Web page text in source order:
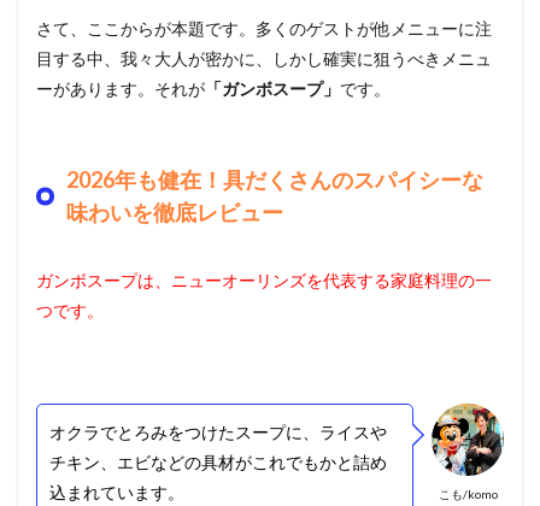
さて、ここからが本題です。多くのゲストが他メニューに注
目する中、我々大人が密かに、しかし確実に狙うべきメニュ
ーがあります。それが 「ガンボスープ」 です。
2026年も健在！具だくさんのスパイシーな
味わいを徹底レビュー
ガンボスープは、ニューオーリンズを代表する家庭料理の一
つです。
こも/komo
オクラでとろみをつけたスープに、ライスや
チキン、エビなどの具材がこれでもかと詰め
込まれています。